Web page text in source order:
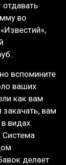
во
вспомините
ваших
как вам
вам
видах
Система
делает